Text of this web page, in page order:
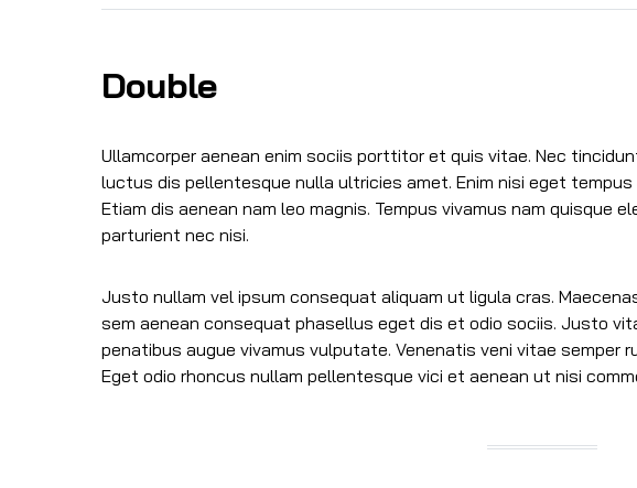
Double
Ullamcorper aenean enim sociis porttitor et quis vitae. Nec
luctus dis pellentesque nulla ultricies amet. Enim nisi eget
Etiam dis aenean nam leo magnis. Tempus vivamus nam quisque
parturient nec nisi.
Justo nullam vel ipsum consequat aliquam ut ligula cras.
sem aenean consequat phasellus eget dis et odio sociis. Justo
penatibus augue vivamus vulputate. Venenatis veni vitae semper
Eget odio rhoncus nullam pellentesque vici et aenean ut nisi